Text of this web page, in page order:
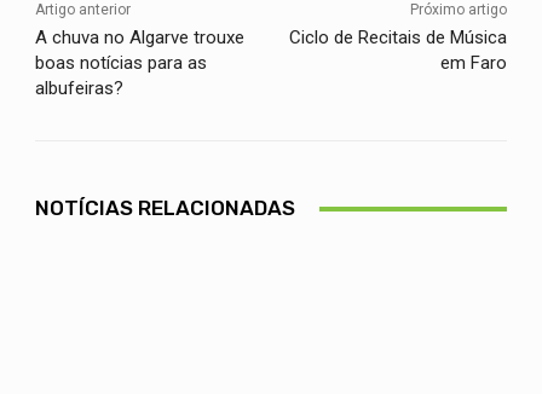
Artigo anterior
A chuva no Algarve trouxe
boas notícias para as
albufeiras?
Próximo artigo
Ciclo de Recitais de Música
em Faro
NOTÍCIAS RELACIONADAS